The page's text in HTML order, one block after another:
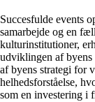
Succesfulde events
samarbejde og en
kulturinstitutioner,
udviklingen af byens
af byens strategi for
helhedsforståelse,
som en investering i